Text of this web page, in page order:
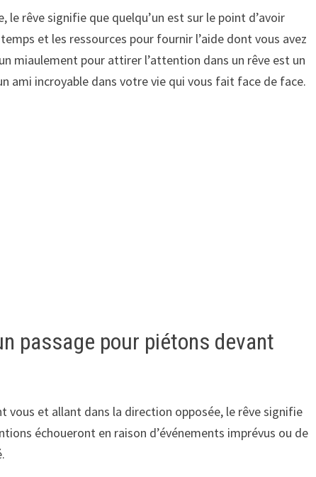
le rêve signifie que quelqu’un est sur le point d’avoir
et les ressources pour fournir l’aide dont vous avez
miaulement pour attirer l’attention dans un rêve est un
ami incroyable dans votre vie qui vous fait face de face.
passage pour piétons devant
vous et allant dans la direction opposée, le rêve signifie
échoueront en raison d’événements imprévus ou de